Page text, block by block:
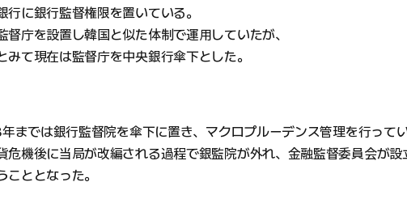
行に銀行監督権限を置いている。
督庁を設置し韓国と似た体制で運用していたが、
みて現在は監督庁を中央銀行傘下とした。
までは銀行監督院を傘下に置き、マクロプルーデンス管理を行ってい
危機後に当局が改編される過程で銀監院が外れ、金融監督委員会が設
こととなった。